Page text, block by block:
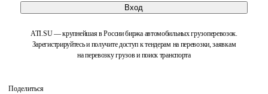
Вход
ATI.SU — крупнейшая в России биржа автомобильных грузоперевозок.
Зарегистрируйтесь и получите доступ к тендерам на перевозки, заявкам
на перевозку грузов и поиск транспорта
Поделиться